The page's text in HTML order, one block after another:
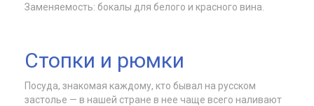
Заменяемость: бокалы для белого и красного вина.
Стопки и рюмки
Посуда, знакомая каждому, кто бывал на русском
застолье — в нашей стране в нее чаще всего наливают